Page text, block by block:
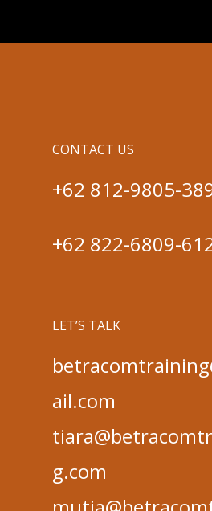
CONTACT US
+62 812-9805-
+62 822-6809-
LET’S TALK
ail.com
g.com